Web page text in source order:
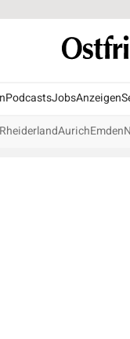
PodcastsJobsAnzeigen
RheiderlandAurichEmden